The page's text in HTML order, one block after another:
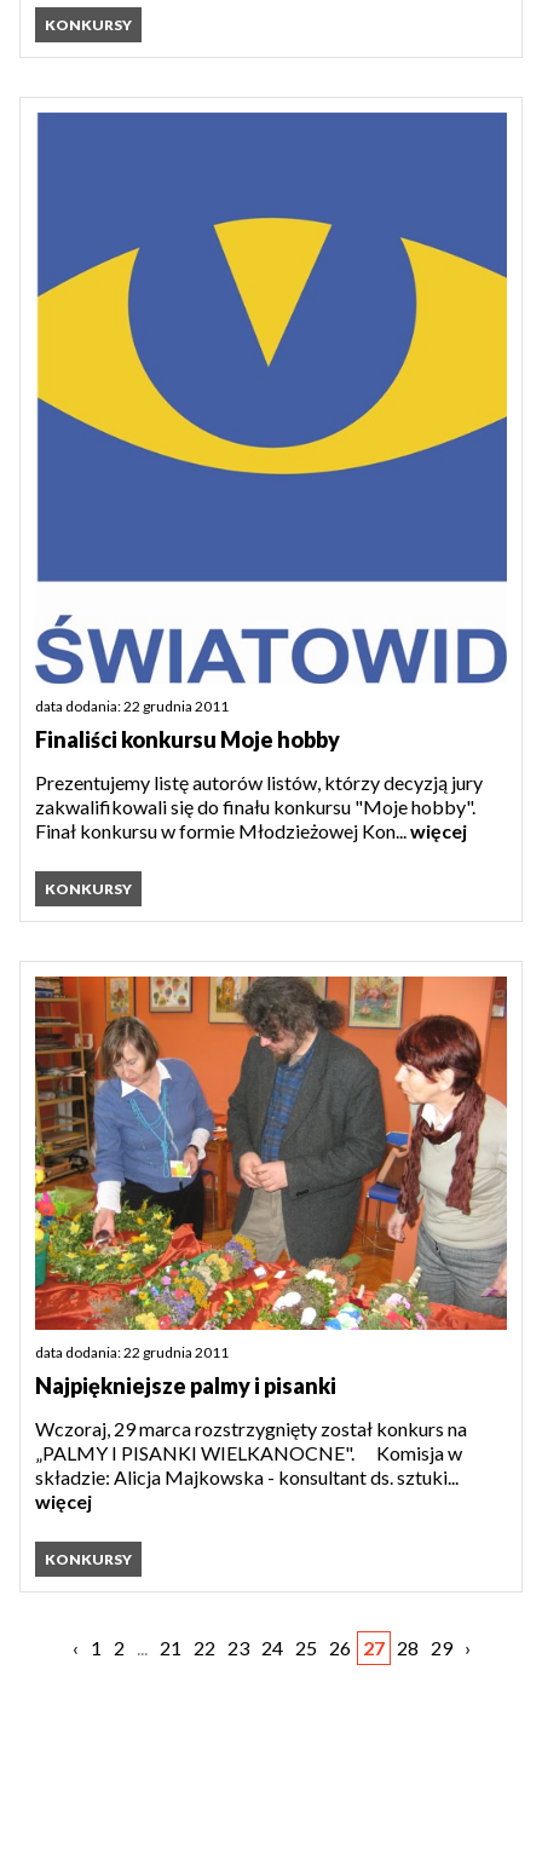
KONKURSY
data dodania: 22 grudnia 2011
Finaliści konkursu Moje hobby
Prezentujemy listę autorów listów, którzy decyzją jury
zakwalifikowali się do finału konkursu "Moje hobby".
Finał konkursu w formie Młodzieżowej Kon... więcej
KONKURSY
data dodania: 22 grudnia 2011
Najpiękniejsze palmy i pisanki
Wczoraj, 29 marca rozstrzygnięty został konkurs na
„PALMY I PISANKI WIELKANOCNE". Komisja w
składzie: Alicja Majkowska - konsultant ds. sztuki...
więcej
KONKURSY
‹ 1 2 ... 21 22 23 24 25 26 27 28 29 ›